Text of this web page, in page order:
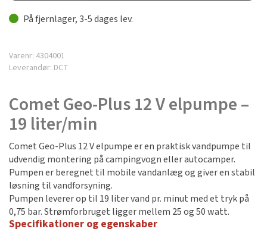
På fjernlager, 3-5 dages lev.
Varenr: 4304001
Leverandør: DCT
Comet Geo-Plus 12 V elpumpe –
19 liter/min
Comet Geo-Plus 12 V elpumpe er en praktisk vandpumpe til
udvendig montering på campingvogn eller autocamper.
Pumpen er beregnet til mobile vandanlæg og giver en stabil
løsning til vandforsyning.
Pumpen leverer op til 19 liter vand pr. minut med et tryk på
0,75 bar. Strømforbruget ligger mellem 25 og 50 watt.
Specifikationer og egenskaber